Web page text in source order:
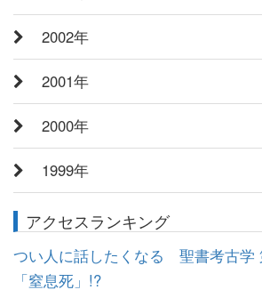
2002年
2001年
2000年
1999年
アクセスランキング
つい人に話したくなる 聖書考古学
「窒息死」!?